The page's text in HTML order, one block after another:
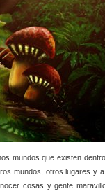
mundos que existen
mundos, otros lugares y
cosas y gente